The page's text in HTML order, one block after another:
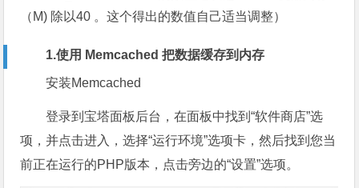
（M) 除以40 。这个得出的数值自己适当调整）
1.使用 Memcached 把数据缓存到内存
安装Memcached
登录到宝塔面板后台，在面板中找到“软件商店”选
项，并点击进入，选择“运行环境”选项卡，然后找到您当
前正在运行的PHP版本，点击旁边的“设置”选项。